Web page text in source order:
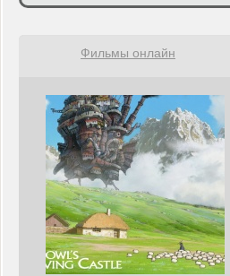
Фильмы онлайн